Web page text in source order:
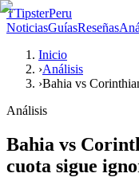
TTipsterPeru
NoticiasGuíasReseñas
Inicio
›Análisis
›Bahia vs
Análisis
Bahia vs
cuota sigue